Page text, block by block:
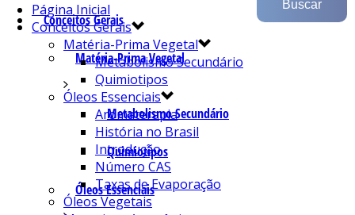
Conceitos Gerais
Matéria-Prima Vegetal
Metabolismo Secundário
Quimiotipos
Óleos Essenciais
Página Inicial
Conceitos Gerais
Matéria-Prima Vegetal
Metabolismo Secundário
Quimiotipos
Óleos Essenciais
Aromaterapia
História no Brasil
Introdução
Número CAS
Taxas de Evaporação
Óleos Vegetais